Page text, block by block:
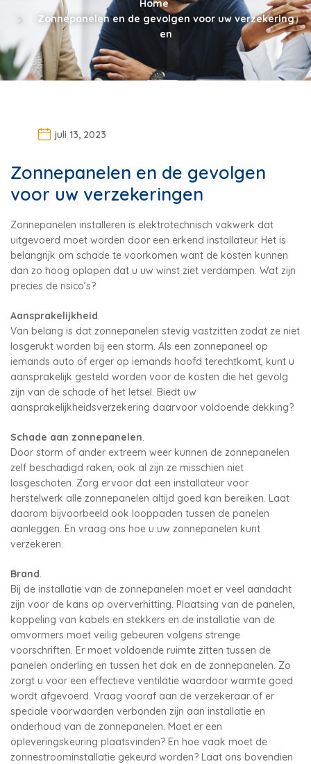
Home
Zonnepanelen en de gevolgen voor uw verzekering
en
juli 13, 2023
Zonnepanelen en de gevolgen
voor uw verzekeringen
Zonnepanelen installeren is elektrotechnisch vakwerk dat
uitgevoerd moet worden door een erkend installateur. Het is
belangrijk om schade te voorkomen want de kosten kunnen
dan zo hoog oplopen dat u uw winst ziet verdampen. Wat zijn
precies de risico’s?
Aansprakelijkheid.
Van belang is dat zonnepanelen stevig vastzitten zodat ze niet
losgerukt worden bij een storm. Als een zonnepaneel op
iemands auto of erger op iemands hoofd terechtkomt, kunt u
aansprakelijk gesteld worden voor de kosten die het gevolg
zijn van de schade of het letsel. Biedt uw
aansprakelijkheidsverzekering daarvoor voldoende dekking?
Schade aan zonnepanelen.
Door storm of ander extreem weer kunnen de zonnepanelen
zelf beschadigd raken, ook al zijn ze misschien niet
losgeschoten. Zorg ervoor dat een installateur voor
herstelwerk alle zonnepanelen altijd goed kan bereiken. Laat
daarom bijvoorbeeld ook looppaden tussen de panelen
aanleggen. En vraag ons hoe u uw zonnepanelen kunt
verzekeren.
Brand.
Bij de installatie van de zonnepanelen moet er veel aandacht
zijn voor de kans op oververhitting. Plaatsing van de panelen,
koppeling van kabels en stekkers en de installatie van de
omvormers moet veilig gebeuren volgens strenge
voorschriften. Er moet voldoende ruimte zitten tussen de
panelen onderling en tussen het dak en de zonnepanelen. Zo
zorgt u voor een effectieve ventilatie waardoor warmte goed
wordt afgevoerd. Vraag vooraf aan de verzekeraar of er
speciale voorwaarden verbonden zijn aan installatie en
onderhoud van de zonnepanelen. Moet er een
opleveringskeuring plaatsvinden? En hoe vaak moet de
zonnestroominstallatie gekeurd worden? Laat ons bovendien